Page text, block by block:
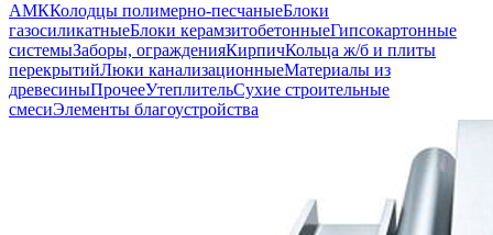
АМККолодцы полимерно-песчаныеБлоки
газосиликатныеБлоки керамзитобетонныеГипсокартонные
системыЗаборы, огражденияКирпичКольца ж/б и плиты
перекрытийЛюки канализационныеМатериалы из
древесиныПрочееУтеплительСухие строительные
смесиЭлементы благоустройства